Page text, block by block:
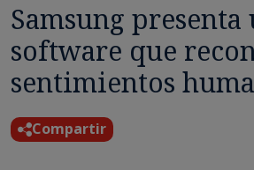
Samsung
software que
sentimientos
Compartir